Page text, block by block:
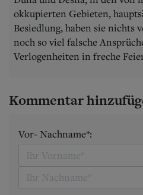
okkupierten Gebieten,
Besiedlung, haben sie nichts
noch so viel falsche
Verlogenheiten in freche
Kommentar
Vor- Nachname*: